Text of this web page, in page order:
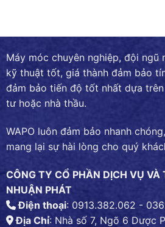
Máy móc chuyên nghiệp, đội ngũ
kỹ thuật tốt, giá thành đảm bảo
đảm bảo tiến độ tốt nhất dựa
tư hoặc nhà thầu.
WAPO luôn đảm bảo nhanh
mang lại sự hài lòng cho quý
CÔNG TY CỔ PHẦN DỊCH VỤ VÀ
NHUẬN PHÁT
Điện thoại: 0913.382.062 -
Địa Chỉ: Nhà số 7, Ngõ 6 Dược